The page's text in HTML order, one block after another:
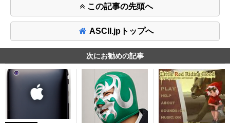
この記事の先頭へ
ASCII.jpトップへ
次にお勧めの記事